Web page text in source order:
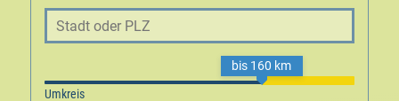
bis 160 km